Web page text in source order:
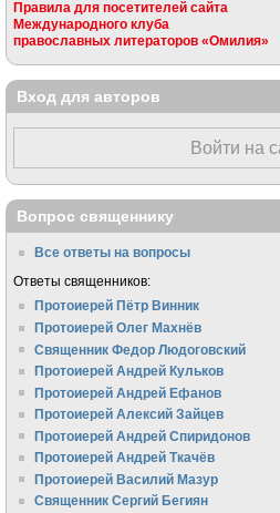
Правила для посетителей сайта
Международного клуба
православных литераторов «Омилия»
Вход для авторов
Войти на
Вопрос священнику
Все ответы на вопросы
Ответы священников:
Протоиерей Пётр Винник
Протоиерей Олег Махнёв
Священник Федор Людоговский
Протоиерей Андрей Кульков
Протоиерей Андрей Ефанов
Протоиерей Алексий Зайцев
Протоиерей Андрей Спиридонов
Протоиерей Андрей Ткачёв
Протоиерей Василий Мазур
Священник Сергий Бегиян